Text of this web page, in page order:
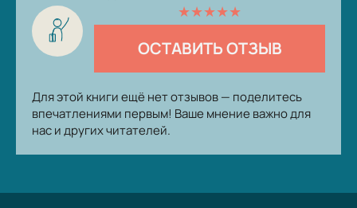
★★★★★
ОСТАВИТЬ ОТЗЫВ
Для этой книги ещё нет отзывов — поделитесь
впечатлениями первым! Ваше мнение важно для
нас и других читателей.